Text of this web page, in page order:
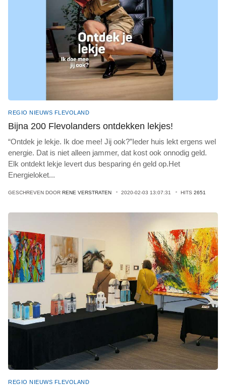
REGIO NIEUWS FLEVOLAND
Bijna 200 Flevolanders ontdekken lekjes!
“Ontdek je lekje. Ik doe mee! Jij ook?”Ieder huis lekt ergens wel
energie. Dat is niet alleen jammer, dat kost ook onnodig geld.
Elk ontdekt lekje levert dus besparing én geld op.Het
Energieloket...
GESCHREVEN DOOR RENE VERSTRATEN 2020-02-03 13:07:31 HITS 2651
REGIO NIEUWS FLEVOLAND